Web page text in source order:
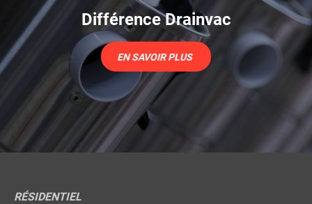
Différence Drainvac
EN SAVOIR PLUS
RÉSIDENTIEL